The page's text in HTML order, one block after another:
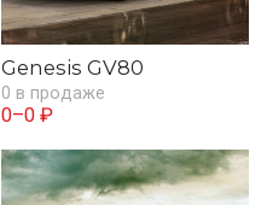
Genesis GV80
0 в продаже
0–0 ₽